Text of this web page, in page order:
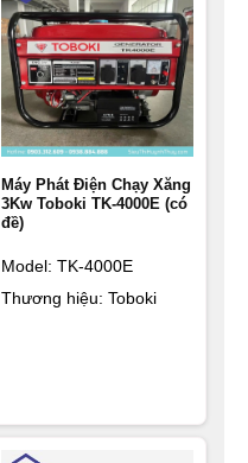
Máy Phát Điện Chạy Xăng
3Kw Toboki TK-4000E (có
đề)
Model: TK-4000E
Thương hiệu: Toboki